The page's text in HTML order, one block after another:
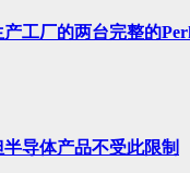
工厂的两台完整的
导体产品不受此限制